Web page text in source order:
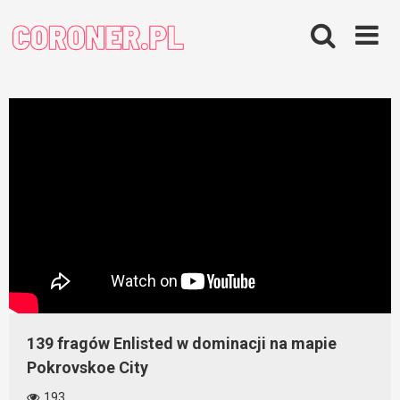
content
139 fragów Enlisted w dominacji na mapie
Pokrovskoe City
193